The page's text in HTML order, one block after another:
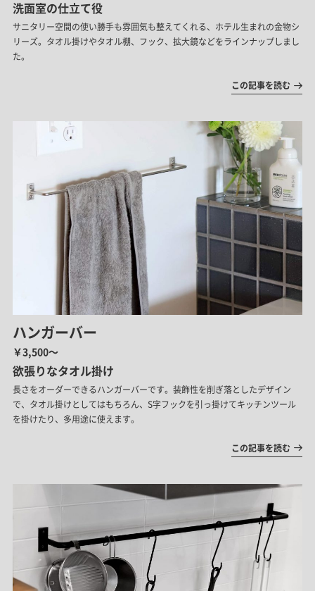
洗面室の仕立て役
サニタリー空間の使い勝手も雰囲気も整えてくれる、ホテル生まれの金物シ
リーズ。タオル掛けやタオル棚、フック、拡大鏡などをラインナップしまし
た。
この記事を読む
ハンガーバー
￥3,500～
欲張りなタオル掛け
長さをオーダーできるハンガーバーです。装飾性を削ぎ落としたデザイン
で、タオル掛けとしてはもちろん、S字フックを引っ掛けてキッチンツール
を掛けたり、多用途に使えます。
この記事を読む